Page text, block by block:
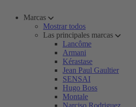
Marcas
Mostrar todos
Las principales marcas
Lancôme
Armani
Kérastase
Jean Paul Gaultier
SENSAI
Hugo Boss
Montale
Narciso Rodriguez